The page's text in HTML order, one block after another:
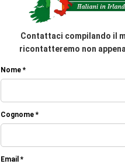
Contattaci compilando il
ricontatteremo non
Nome *
Cognome *
Email *